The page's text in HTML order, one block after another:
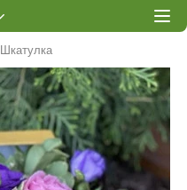
Шкатулка